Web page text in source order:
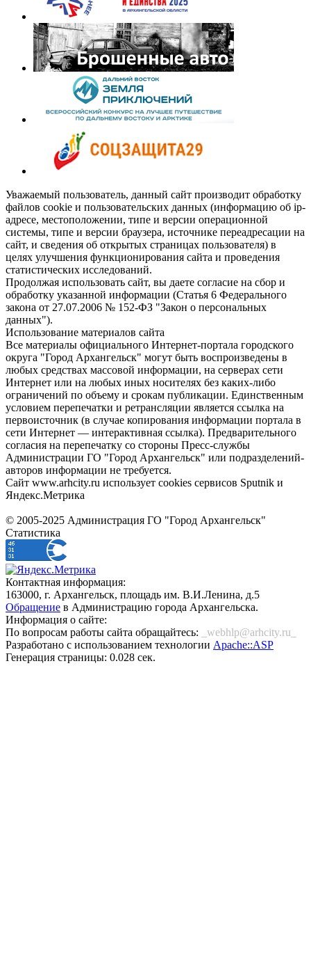
Уважаемый пользователь, данный сайт производит обработку
файлов cookie и пользовательских данных (информацию об ip-
адресе, местоположении, типе и версии операционной
системы, типе и версии браузера, источнике переадресации на
сайт, и сведения об открытых страницах пользователя) в
целях улучшения функционирования сайта и проведения
статистических исследований.
Продолжая использовать сайт, вы даете согласие на сбор и
обработку указанной информации (Статья 6 Федерального
закона от 27.07.2006 № 152-ФЗ "Закон о персональных
данных").
Использование материалов сайта
Все материалы официального Интернет-портала городского
округа "Город Архангельск" могут быть воспроизведены в
любых средствах массовой информации, на серверах сети
Интернет или на любых иных носителях без каких-либо
ограничений по объему и срокам публикации. Единственным
условием перепечатки и ретрансляции является ссылка на
первоисточник (в случае копирования информации портала в
сети Интернет — интерактивная ссылка). Предварительного
согласия на перепечатку со стороны Пресс-службы
Администрации ГО "Город Архангельск" или подразделений-
авторов информации не требуется.
Сайт www.arhcity.ru использует cookies сервисов Sputnik и
Яндекс.Метрика
© 2005-2025 Администрация ГО "Город Архангельск"
Статистика
Контактная информация:
163000, г. Архангельск, площадь им. В.И.Ленина, д.5
Обращение в Администрацию города Архангельска.
Информация о сайте:
По вопросам работы сайта обращайтесь:
_webhlp@arhcity.ru_
Разработано с использованием технологии Apache::ASP
Генерация страницы: 0.028 сек.